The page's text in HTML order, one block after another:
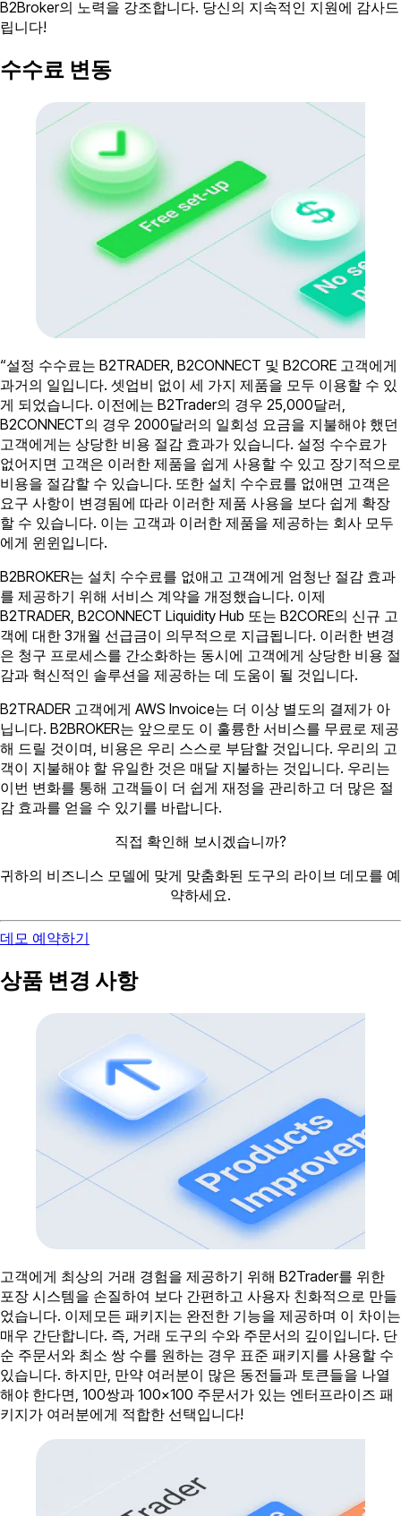
B2Broker의 노력을 강조합니다. 당신의 지속적인 지원에 감사드
립니다!
수수료 변동
“설정 수수료는 B2TRADER, B2CONNECT 및 B2CORE 고객에게
과거의 일입니다. 셋업비 없이 세 가지 제품을 모두 이용할 수 있
게 되었습니다. 이전에는 B2Trader의 경우 25,000달러,
B2CONNECT의 경우 2000달러의 일회성 요금을 지불해야 했던
고객에게는 상당한 비용 절감 효과가 있습니다. 설정 수수료가
없어지면 고객은 이러한 제품을 쉽게 사용할 수 있고 장기적으로
비용을 절감할 수 있습니다. 또한 설치 수수료를 없애면 고객은
요구 사항이 변경됨에 따라 이러한 제품 사용을 보다 쉽게 확장
할 수 있습니다. 이는 고객과 이러한 제품을 제공하는 회사 모두
에게 윈윈입니다.
B2BROKER는 설치 수수료를 없애고 고객에게 엄청난 절감 효과
를 제공하기 위해 서비스 계약을 개정했습니다. 이제
B2TRADER, B2CONNECT Liquidity Hub 또는 B2CORE의 신규 고
객에 대한 3개월 선급금이 의무적으로 지급됩니다. 이러한 변경
은 청구 프로세스를 간소화하는 동시에 고객에게 상당한 비용 절
감과 혁신적인 솔루션을 제공하는 데 도움이 될 것입니다.
B2TRADER 고객에게 AWS Invoice는 더 이상 별도의 결제가 아
닙니다. B2BROKER는 앞으로도 이 훌륭한 서비스를 무료로 제공
해 드릴 것이며, 비용은 우리 스스로 부담할 것입니다. 우리의 고
객이 지불해야 할 유일한 것은 매달 지불하는 것입니다. 우리는
이번 변화를 통해 고객들이 더 쉽게 재정을 관리하고 더 많은 절
감 효과를 얻을 수 있기를 바랍니다.
직접 확인해 보시겠습니까?
귀하의 비즈니스 모델에 맞게 맞춤화된 도구의 라이브 데모를 예
약하세요.
데모 예약하기
상품 변경 사항
고객에게 최상의 거래 경험을 제공하기 위해 B2Trader를 위한
포장 시스템을 손질하여 보다 간편하고 사용자 친화적으로 만들
었습니다. 이제모든 패키지는 완전한 기능을 제공하며 이 차이는
매우 간단합니다. 즉, 거래 도구의 수와 주문서의 깊이입니다. 단
순 주문서와 최소 쌍 수를 원하는 경우 표준 패키지를 사용할 수
있습니다. 하지만, 만약 여러분이 많은 동전들과 토큰들을 나열
해야 한다면, 100쌍과 100×100 주문서가 있는 엔터프라이즈 패
키지가 여러분에게 적합한 선택입니다!